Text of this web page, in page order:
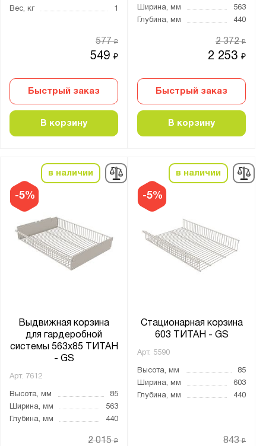
Вес, кг 1
549₽
577₽
Быстрый заказ
В корзину
Ширина, мм
563
Глубина, мм
440
2 253₽
2 372₽
Быстрый заказ
В корзину
-5%
в наличии
Выдвижная корзина
для гардеробной
системы 563х85 ТИТАН
- GS
Арт. 7612
Высота, мм
85
Ширина, мм
563
Глубина, мм
440
2 015₽
-5%
в наличии
Стационарная корзина
603 ТИТАН - GS
Арт. 5590
Высота, мм
85
Ширина, мм
603
Глубина, мм
440
843₽